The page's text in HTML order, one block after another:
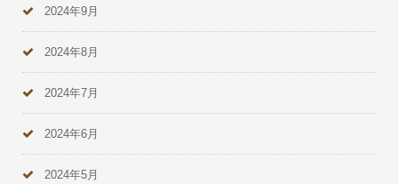
2024年9月
2024年8月
2024年7月
2024年6月
2024年5月